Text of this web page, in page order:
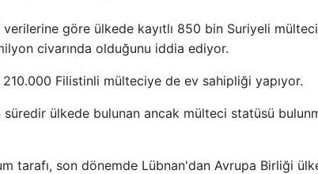
göre ülkede kayıtlı 850 bin Suriyeli
civarında olduğunu iddia ediyor.
210.000 Filistinli mülteciye de ev sahipliği yapıyor.
ülkede bulunan ancak mülteci statüsü
tarafı, son dönemde Lübnan'dan Avrupa Birliği